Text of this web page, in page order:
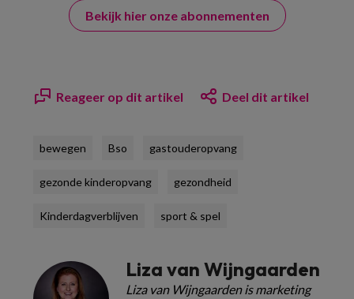
Bekijk hier onze abonnementen
Reageer op dit artikel Deel dit artikel
bewegen Bso gastouderopvang
gezonde kinderopvang gezondheid
Kinderdagverblijven sport & spel
Liza van Wijngaarden
Liza van Wijngaarden is marketing